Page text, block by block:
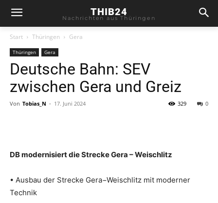
THIB24
Nachrichten aus Thüringen
Start Thüringen Gera
Thüringen Gera
Deutsche Bahn: SEV
zwischen Gera und Greiz
Von Tobias_N - 17. Juni 2024 0
329
DB modernisiert die Strecke Gera – Weischlitz
• Ausbau der Strecke Gera−Weischlitz mit moderner
Technik